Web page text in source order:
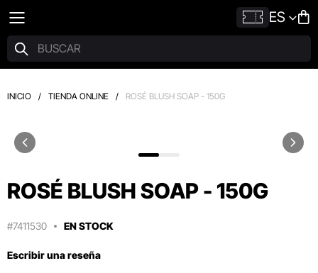
ES
INICIO / TIENDA ONLINE / ROSÉ BLUSH SOAP - 150G
ROSÉ BLUSH SOAP - 150G
#7411530 EN STOCK
Escribir una reseña